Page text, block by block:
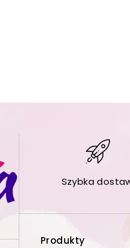
Szybka
Produkty